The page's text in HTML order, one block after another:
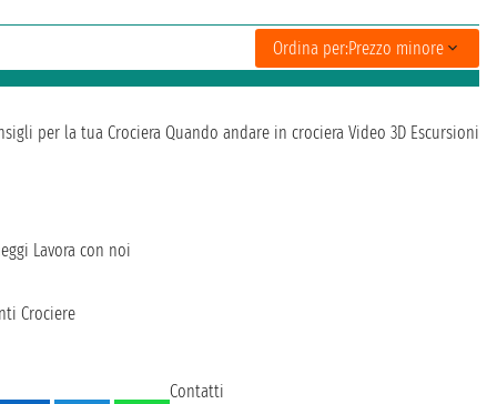
Ordina per:Prezzo minore
per la tua Crociera Quando andare in crociera Video 3D Escursioni
Lavora con noi
Crociere
Contatti